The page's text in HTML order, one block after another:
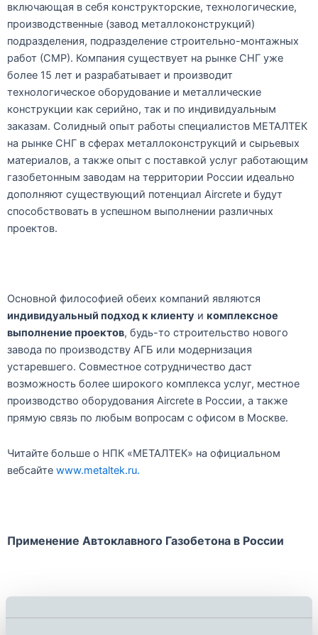
включающая в себя конструкторские, технологические,
производственные (завод металлоконструкций)
подразделения, подразделение строительно-монтажных
работ (СМР). Компания существует на рынке СНГ уже
более 15 лет и разрабатывает и производит
технологическое оборудование и металлические
конструкции как серийно, так и по индивидуальным
заказам. Солидный опыт работы специалистов МЕТАЛТЕК
на рынке СНГ в сферах металлоконструкций и сырьевых
материалов, а также опыт с поставкой услуг работающим
газобетонным заводам на территории России идеально
дополняют существующий потенциал Aircrete и будут
способствовать в успешном выполнении различных
проектов.
Основной философией обеих компаний являются
индивидуальный подход к клиенту и комплексное
выполнение проектов, будь-то строительство нового
завода по производству АГБ или модернизация
устаревшего. Совместное сотрудничество даст
возможность более широкого комплекса услуг, местное
производство оборудования Aircrete в России, а также
прямую связь по любым вопросам с офисом в Москве.
Читайте больше о НПК «МЕТАЛТЕК» на официальном
вебсайте www.metaltek.ru.
Применение Автоклавного Газобетона в России